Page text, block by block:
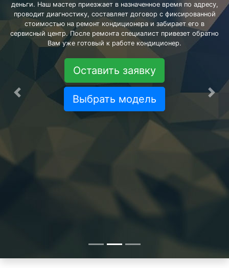
деньги. Наш мастер приезжает в назначенное время по адресу,
проводит диагностику, составляет договор с фиксированной
стоимостью на ремонт кондиционера и забирает его в
сервисный центр. После ремонта специалист привезет обратно
Вам уже готовый к работе кондиционер.
Оставить заявку
Выбрать модель
Предыдущая